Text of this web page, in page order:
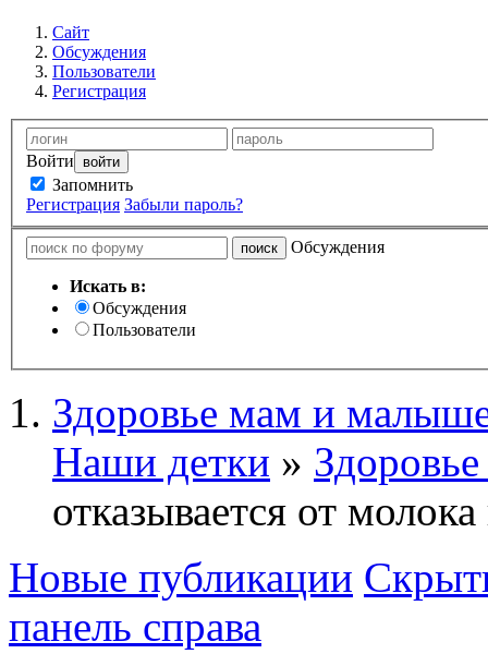
Сайт
Обсуждения
Пользователи
Регистрация
Войти
Запомнить
Регистрация Забыли пароль?
Обсуждения
Искать в:
Обсуждения
Пользователи
Здоровье мам и
Наши детки »
отказывается от
Новые публикации
панель справа